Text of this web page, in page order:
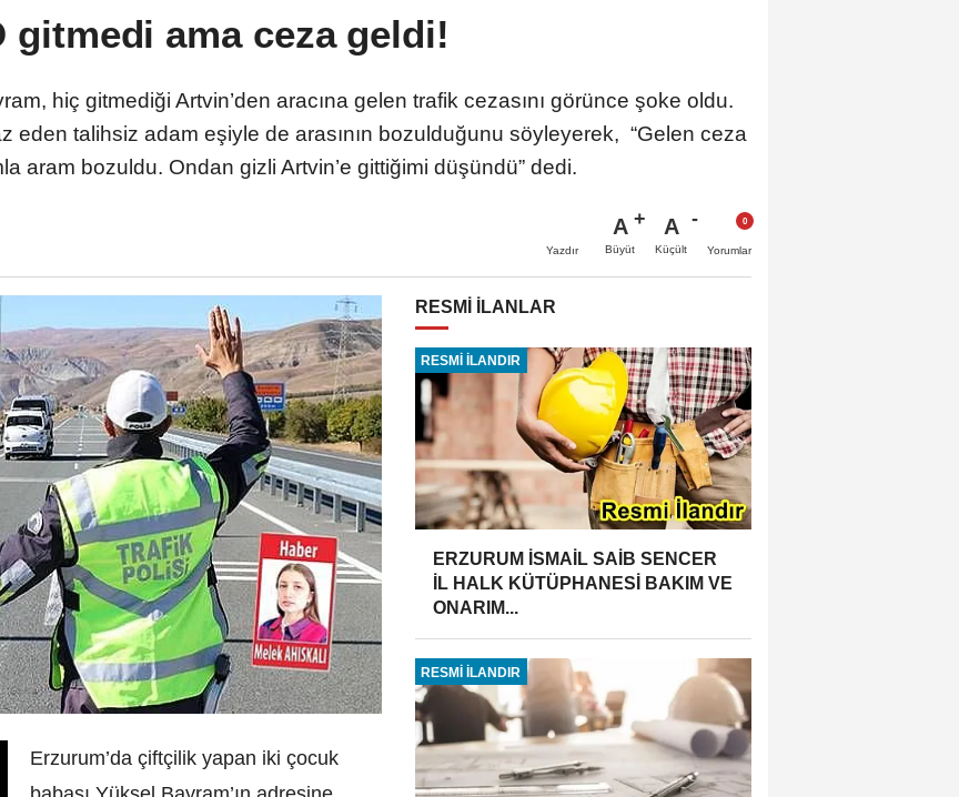
gitmedi ama ceza geldi!
hiç gitmediği Artvin’den aracına gelen trafik cezasını görünce şoke oldu.
eden talihsiz adam eşiyle de arasının bozulduğunu söyleyerek, “Gelen ceza
aram bozuldu. Ondan gizli Artvin’e gittiğimi düşündü” dedi.
Yazdır
A
Büyüt
A
Küçült Yorumlar
Erzurum’da çiftçilik yapan iki çocuk
RESMİ İLANLAR
RESMİ İLANDIR
ERZURUM İSMAİL SAİB SENCER
İL HALK KÜTÜPHANESİ BAKIM VE
ONARIM...
RESMİ İLANDIR